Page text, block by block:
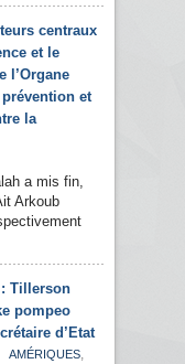
centraux
et le
l’Organe
et
la
a mis fin,
Arkoub
: Tillerson
pompeo
d’Etat
AMÉRIQUES,